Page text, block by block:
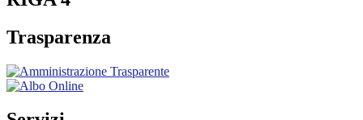
Trasparenza